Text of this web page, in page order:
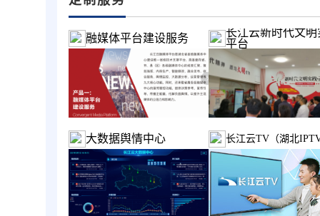
融媒体平台建设服务
长江云新时代文明
平台
大数据舆情中心 长江云TV（湖北